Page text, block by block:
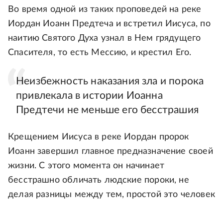
Во время одной из таких проповедей на реке
Иордан Иоанн Предтеча и встретил Иисуса, по
наитию Святого Духа узнал в Нем грядущего
Спасителя, то есть Мессию, и крестил Его.
Неизбежность наказания зла и порока
привлекала в истории Иоанна
Предтечи не меньше его бесстрашия
Крещением Иисуса в реке Иордан пророк
Иоанн завершил главное предназначение своей
жизни. С этого момента он начинает
бесстрашно обличать людские пороки, не
делая разницы между тем, простой это человек